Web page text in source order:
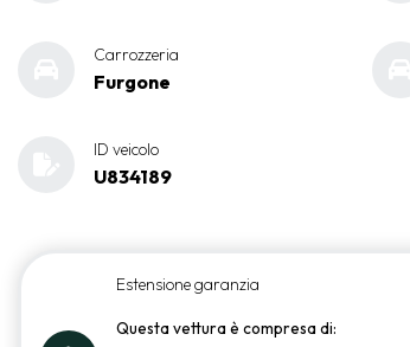
Carrozzeria
Furgone
ID veicolo
U834189
Estensione garanzia
Questa vettura è compresa di: